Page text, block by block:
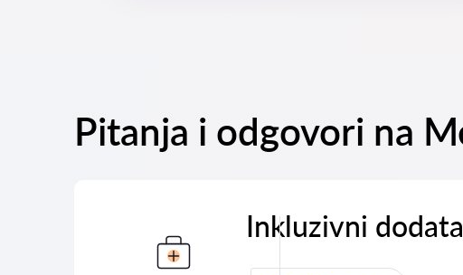
Pitanja i odgovori na
Inkluzivni